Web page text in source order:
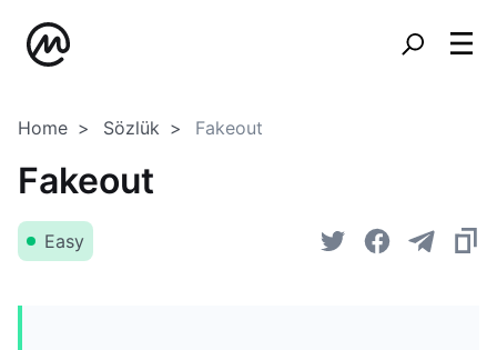
Home Sözlük Fakeout
Fakeout
Easy